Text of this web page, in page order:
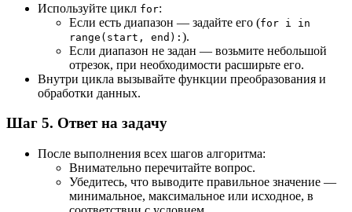
Используйте цикл for:
Если есть диапазон — задайте его (for i in
range(start, end): ).
Если диапазон не задан — возьмите небольшой
отрезок, при необходимости расширьте его.
Внутри цикла вызывайте функции преобразования и
обработки данных.
Шаг 5. Ответ на задачу
После выполнения всех шагов алгоритма:
Внимательно перечитайте вопрос.
Убедитесь, что выводите правильное значение —
минимальное, максимальное или исходное, в